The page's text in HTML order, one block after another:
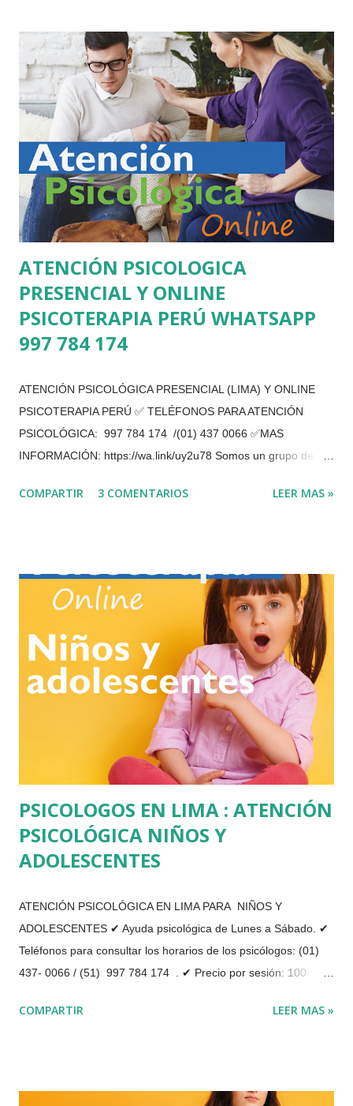
social entre otras especialidades. DATOS DE CONTACTO
TELÉFONOS +51 997 784 174 +51 964 212 311
UBICACIÓN Avenida Javier Prado Este 3701 San Borja
(Atención Previa Cita) Lima Perú SESIÓN HORARIOS DE
ATENCIÓN PSICOLÓGICA MEDIOS DE PAGO PARA LA
SESIÓN DE PSICOLOGÍA ATENCIÓN PSICOLÓGICA VIRTUAL
Terapia Individual, Niños, adolescentes o Adultos) 80 Soles la
sesión psicológica Terapia de pareja ...
ATENCIÓN PSICOLOGICA
PRESENCIAL Y ONLINE
PSICOTERAPIA PERÚ WHATSAPP
997 784 174
ATENCIÓN PSICOLÓGICA PRESENCIAL (LIMA) Y ONLINE
PSICOTERAPIA PERÚ ✅ TELÉFONOS PARA ATENCIÓN
PSICOLÓGICA: 997 784 174 /(01) 437 0066 ✅MAS
INFORMACIÓN: https://wa.link/uy2u78 Somos un grupo de
psicológicas y evaluaciones en nuestro consultorio en San
las ventajas de la Terapia Online? Es un ahorro de tiempo
y económico en la movilidad hasta el consultorio.
Privacidad. Flexibilidad de horario. En la comodidad
del lugar donde te encuentres, Reiterar que no va a sentir
ningún tipo de preocupación, por el contagio de esta pandemia
que pronto se terminara. De esta manera vamos a superar
COMPARTIR 3 COMENTARIOS LEER MAS »
PSICOLOGOS EN LIMA : ATENCIÓN
PSICOLÓGICA NIÑOS Y
ADOLESCENTES
ATENCIÓN PSICOLÓGICA EN LIMA PARA NIÑOS Y
ADOLESCENTES ✔ Ayuda psicológica de Lunes a Sábado. ✔
Teléfonos para consultar los horarios de los psicólogos: (01)
437- 0066 / (51) 997 784 174 . ✔ Precio por sesión: 100
de atención y terapia psicológica de forma virtual, a través de
COMPARTIR LEER MAS »